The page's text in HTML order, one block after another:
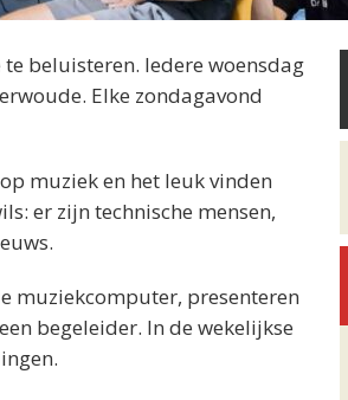
beluisteren. Iedere woensdag
Elke zondagavond
muziek en het leuk vinden
er zijn technische mensen,
muziekcomputer, presenteren
begeleider. In de wekelijkse